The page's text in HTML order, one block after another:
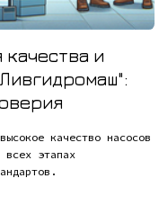
и
качество насосов
всех этапах